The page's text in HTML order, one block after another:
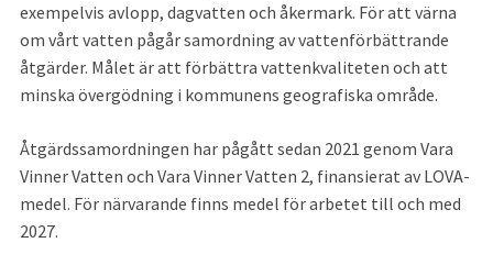
exempelvis avlopp, dagvatten och åkermark. För att värna
om vårt vatten pågår samordning av vattenförbättrande
åtgärder. Målet är att förbättra vattenkvaliteten och att
minska övergödning i kommunens geografiska område.
Åtgärdssamordningen har pågått sedan 2021 genom Vara
Vinner Vatten och Vara Vinner Vatten 2, finansierat av LOVA-
medel. För närvarande finns medel för arbetet till och med
2027.